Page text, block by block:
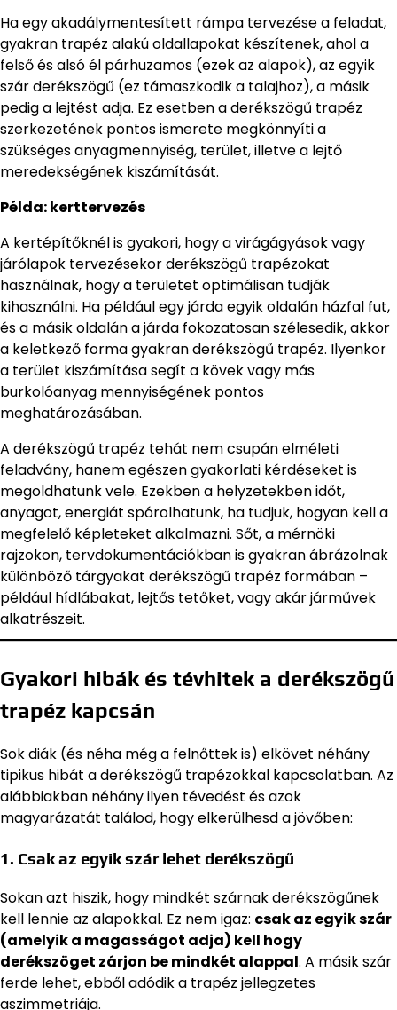
Ha egy akadálymentesített rámpa tervezése a feladat,
gyakran trapéz alakú oldallapokat készítenek, ahol a
felső és alsó él párhuzamos (ezek az alapok), az egyik
szár derékszögű (ez támaszkodik a talajhoz), a másik
pedig a lejtést adja. Ez esetben a derékszögű trapéz
szerkezetének pontos ismerete megkönnyíti a
szükséges anyagmennyiség, terület, illetve a lejtő
meredekségének kiszámítását.
Példa: kerttervezés
A kertépítőknél is gyakori, hogy a virágágyások vagy
járólapok tervezésekor derékszögű trapézokat
használnak, hogy a területet optimálisan tudják
kihasználni. Ha például egy járda egyik oldalán házfal fut,
és a másik oldalán a járda fokozatosan szélesedik, akkor
a keletkező forma gyakran derékszögű trapéz. Ilyenkor
a terület kiszámítása segít a kövek vagy más
burkolóanyag mennyiségének pontos
meghatározásában.
A derékszögű trapéz tehát nem csupán elméleti
feladvány, hanem egészen gyakorlati kérdéseket is
megoldhatunk vele. Ezekben a helyzetekben időt,
anyagot, energiát spórolhatunk, ha tudjuk, hogyan kell a
megfelelő képleteket alkalmazni. Sőt, a mérnöki
rajzokon, tervdokumentációkban is gyakran ábrázolnak
különböző tárgyakat derékszögű trapéz formában –
például hídlábakat, lejtős tetőket, vagy akár járművek
alkatrészeit.
Gyakori hibák és tévhitek a derékszögű
trapéz kapcsán
Sok diák (és néha még a felnőttek is) elkövet néhány
tipikus hibát a derékszögű trapézokkal kapcsolatban. Az
alábbiakban néhány ilyen tévedést és azok
magyarázatát találod, hogy elkerülhesd a jövőben:
1. Csak az egyik szár lehet derékszögű
Sokan azt hiszik, hogy mindkét szárnak derékszögűnek
kell lennie az alapokkal. Ez nem igaz: csak az egyik szár
(amelyik a magasságot adja) kell hogy
derékszöget zárjon be mindkét alappal. A másik szár
ferde lehet, ebből adódik a trapéz jellegzetes
aszimmetriája.